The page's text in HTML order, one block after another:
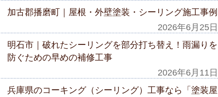
加古郡播磨町｜屋根・外壁塗装・シーリング施工事例
2026年6月25日
明石市｜破れたシーリングを部分打ち替え！雨漏りを
防ぐための早めの補修工事
2026年6月11日
兵庫県のコーキング（シーリング）工事なら「塗装屋